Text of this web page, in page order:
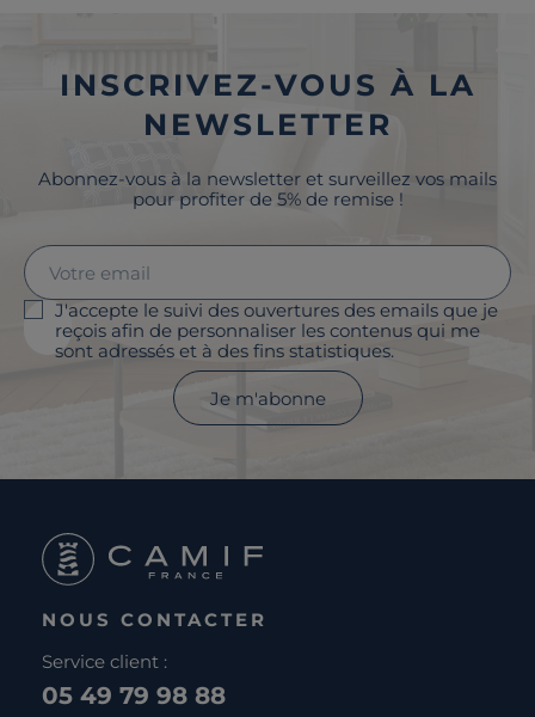
INSCRIVEZ-VOUS À LA
NEWSLETTER
Abonnez-vous à la newsletter et surveillez vos mails
pour profiter de 5% de remise !
J'accepte le suivi des ouvertures des emails que je
reçois afin de personnaliser les contenus qui me
sont adressés et à des fins statistiques.
Je m'abonne
NOUS CONTACTER
Service client :
05 49 79 98 88